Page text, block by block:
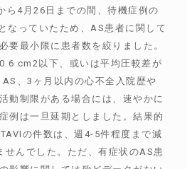
ら4月26日までの間、待機症例の
っていたため、AS患者に関して
要最小限に患者数を絞りました。
cm2以下、或いは平均圧較差が
、3ヶ月以内の心不全入院歴や
動制限がある場合には、速やかに
例は一旦延期としました。結果的
の件数は、週4-5件程度まで減
せんでした。ただ、有症状のAS患